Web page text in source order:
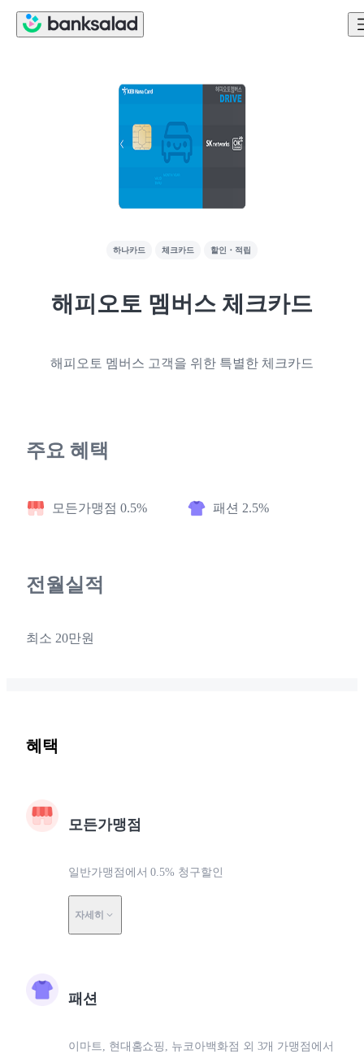
하나카드 체크카드 할인・적립
해피오토 멤버스 체크카드
해피오토 멤버스 고객을 위한 특별한 체크카드
주요 혜택
모든가맹점 0.5% 패션 2.5%
전월실적
최소 20만원
혜택
모든가맹점
일반가맹점에서 0.5% 청구할인
자세히
패션
이마트, 현대홈쇼핑, 뉴코아백화점 외 3개 가맹점에서